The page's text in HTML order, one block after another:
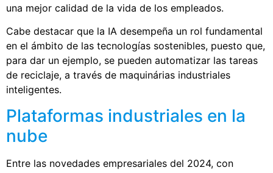
una mejor calidad de la vida de los empleados.
Cabe destacar que la IA desempeña un rol fundamental
en el ámbito de las tecnologías sostenibles, puesto que,
para dar un ejemplo, se pueden automatizar las tareas
de reciclaje, a través de maquinárias industriales
inteligentes.
Plataformas industriales en la
nube
Entre las novedades empresariales del 2024, con